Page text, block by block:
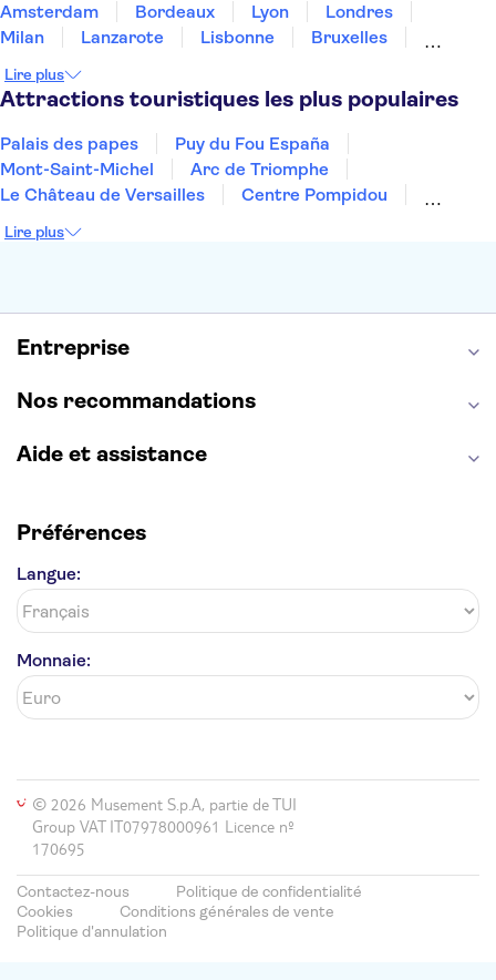
Amsterdam
Bordeaux Lyon
Londres
Milan
Lanzarote Lisbonne
Bruxelles
Dubai
Copenhague Minorque Montpellier
Lire plus
Attractions touristiques les plus populaires
Palais des papes
Puy du Fou España
Mont-Saint-Michel
Arc de Triomphe
Le Château de Versailles
Centre Pompidou
La Chapelle Sixtine
Opéra Garnier
Lire plus
Entreprise
Nos recommandations
Aide et assistance
Préférences
Langue:
Monnaie:
© 2026 Musement S.p.A, partie de TUI
Group VAT IT07978000961 Licence nº
170695
Contactez-nous
Politique de confidentialité
Cookies
Conditions générales de vente
Politique d'annulation